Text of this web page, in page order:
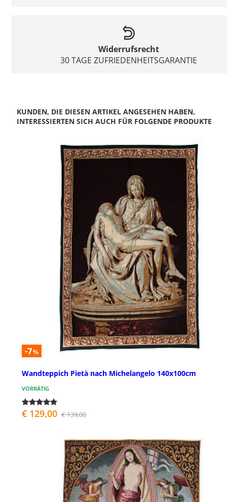
Widerrufsrecht
30 TAGE ZUFRIEDENHEITSGARANTIE
KUNDEN, DIE DIESEN ARTIKEL ANGESEHEN HABEN,
INTERESSIERTEN SICH AUCH FÜR FOLGENDE PRODUKTE
-7%
Wandteppich Pietà nach Michelangelo 140x100cm
VORRÄTIG
€ 129,00 € 139,00